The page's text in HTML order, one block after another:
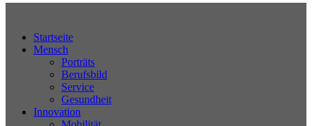
Startseite
Mensch
Porträts
Berufsbild
Service
Gesundheit
Innovation